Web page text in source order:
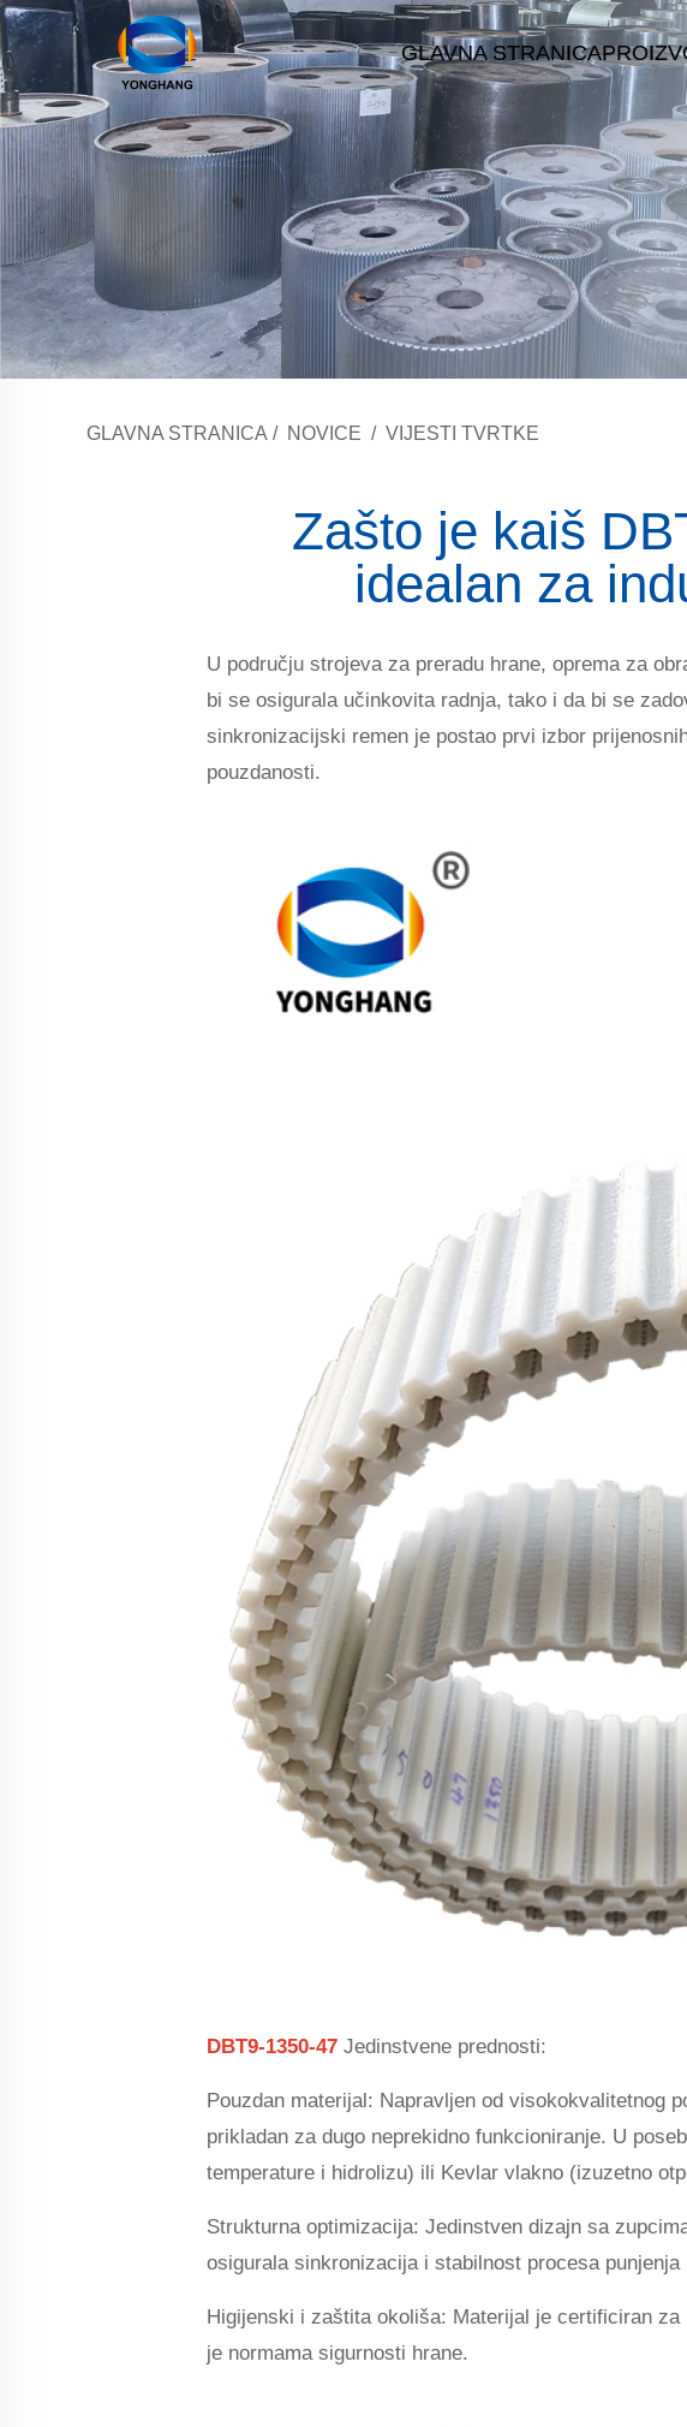
GLAVNA STRANICA
GLAVNA STRANICA / NOVICE / VIJESTI TVRTKE
Zašto je kaiš
idealan za
U području strojeva za preradu hrane, oprema za
bi se osigurala učinkovita radnja, tako i da bi se
sinkronizacijski remen je postao prvi izbor
pouzdanosti.
DBT9-1350-47 Jedinstvene prednosti:
Pouzdan materijal: Napravljen od visokokvalitetnog
prikladan za dugo neprekidno funkcioniranje. U
temperature i hidrolizu) ili Kevlar vlakno (izuzetno
Strukturna optimizacija: Jedinstven dizajn sa
osigurala sinkronizacija i stabilnost procesa
Higijenski i zaštita okoliša: Materijal je certificiran
je normama sigurnosti hrane.